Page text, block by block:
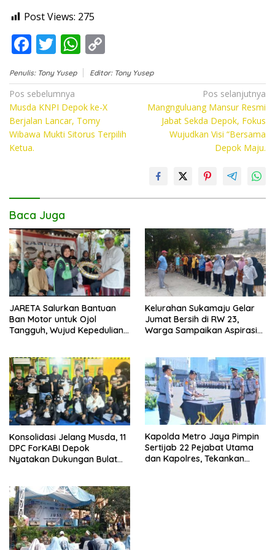
Post Views: 275
F
ac
e
b
o
o
T
w
itt
er
W
h
at
s
A
p
o
p
y
n
Penulis: Tony Yusep Editor: Tony Yusep
Navigasi
pos
Pos sebelumnya
Musda KNPI Depok ke-X
Berjalan Lancar, Tomy
Wibawa Mukti Sitorus Terpilih
Ketua.
Pos selanjutnya
Mangnguluang Mansur Resmi
Jabat Sekda Depok, Fokus
Wujudkan Visi “Bersama
Depok Maju.
Baca Juga
JARETA Salurkan Bantuan
Ban Motor untuk Ojol
Tangguh, Wujud Kepedulian
Kelurahan Sukamaju Gelar
Jumat Bersih di RW 23,
Warga Sampaikan Aspirasi
Konsolidasi Jelang Musda, 11
DPC ForKABI Depok
Nyatakan Dukungan Bulat
Kapolda Metro Jaya Pimpin
Sertijab 22 Pejabat Utama
dan Kapolres, Tekankan